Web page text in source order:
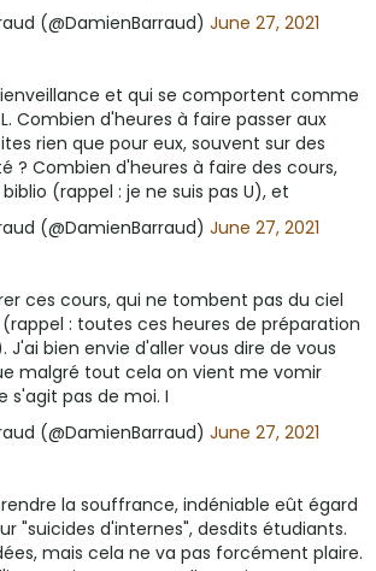
(@DamienBarraud) June 27, 2021
et qui se comportent comme
Combien d'heures à faire passer aux
rien que pour eux, souvent sur des
? Combien d'heures à faire des cours,
(rappel : je ne suis pas U), et
(@DamienBarraud) June 27, 2021
ces cours, qui ne tombent pas du ciel
(rappel : toutes ces heures de préparation
J'ai bien envie d'aller vous dire de vous
malgré tout cela on vient me vomir
s'agit pas de moi. I
(@DamienBarraud) June 27, 2021
la souffrance, indéniable eût égard
"suicides d'internes", desdits étudiants.
mais cela ne va pas forcément plaire.